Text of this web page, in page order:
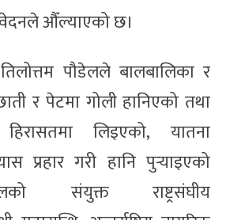
औँल्याएको छ।
पौडेलले बालबालिका र
र पेटमा गोली हानिएको तथा
हिरासतमा लिइएको, यातना
प्रहार गरी हानि पुर्‍याइएको
संयुक्त राष्ट्रसंघीय